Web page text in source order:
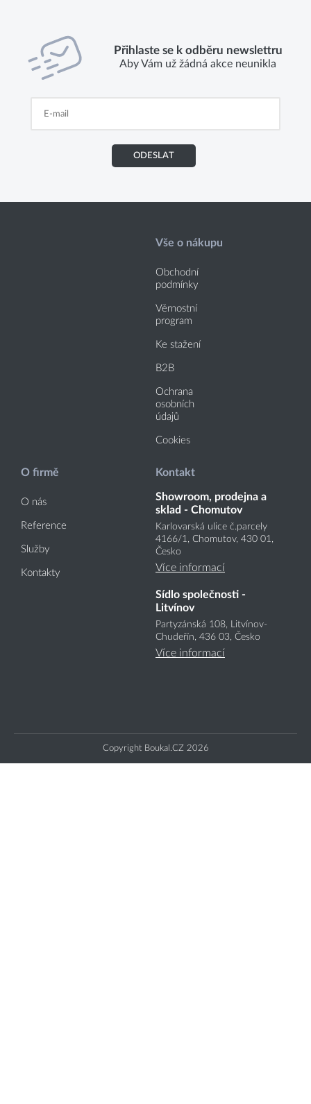
Přihlaste se k odběru newslettru
Aby Vám už žádná akce neunikla
ODESLAT
Vše o nákupu
Obchodní
podmínky
Věrnostní
program
Ke stažení
B2B
Ochrana
osobních
údajů
Cookies
O firmě
O nás
Reference
Služby
Kontakty
Kontakt
Showroom, prodejna a
sklad - Chomutov
Karlovarská ulice č.parcely
4166/1, Chomutov, 430 01,
Česko
Více informací
Sídlo společnosti -
Litvínov
Partyzánská 108, Litvínov-
Chudeřín, 436 03, Česko
Více informací
Copyright Boukal.CZ 2026